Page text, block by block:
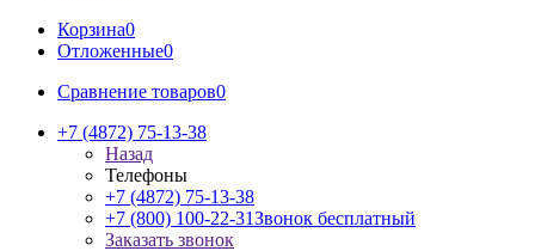
Корзина0
Отложенные0
Сравнение товаров0
+7 (4872) 75-13-38
Назад
Телефоны
+7 (4872) 75-13-38
+7 (800) 100-22-31Звонок бесплатный
Заказать звонок